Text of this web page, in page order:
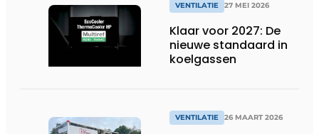
VENTILATIE 27 MEI 2026
Klaar voor 2027: De
nieuwe standaard in
koelgassen
VENTILATIE 26 MAART 2026